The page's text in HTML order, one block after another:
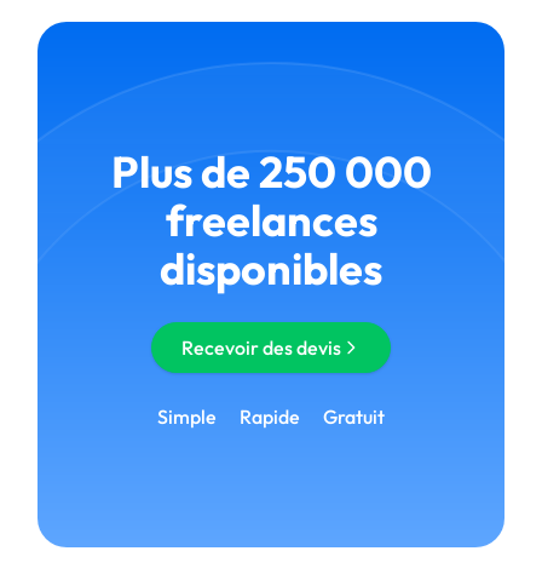
Plus de 250 000
freelances
disponibles
Recevoir des devis
Simple Rapide Gratuit